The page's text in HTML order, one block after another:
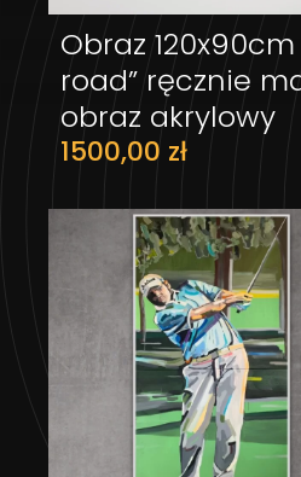
Obraz
road” ręcznie
obraz akrylowy
1500,00 zł